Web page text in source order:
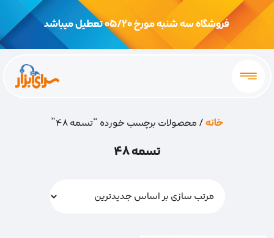
فروشگاه سه شنبه مورخ 05/20 تعطیل میباشد
خانه/ محصولات برچسب خورده “تسمه 48”
تسمه 48